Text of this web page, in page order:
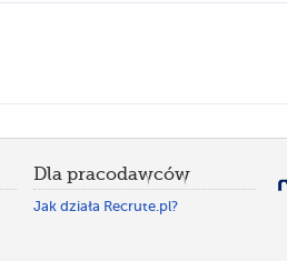
Dla pracodawców
Jak działa Recrute.pl?